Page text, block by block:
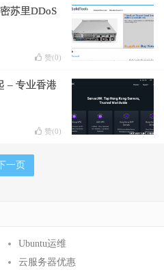
苏里DDoS
赞(0)
– 专业香港
赞(0)
一页
Ubuntu运维
云服务器优惠